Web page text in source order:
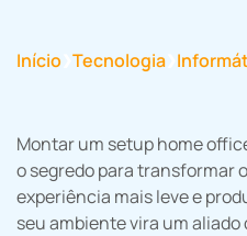
Início Tecnologia
Montar um setup home
o segredo para transformar
experiência mais leve e
seu ambiente vira um aliado